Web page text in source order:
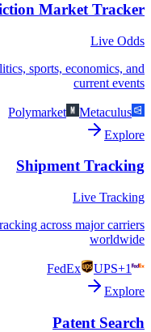
Market Tracker
Live Odds
sports, economics, and
current events
Polymarket
Metaculus
Explore
Shipment Tracking
Live Tracking
across major carriers
worldwide
FedEx UPS+1
Explore
Patent Search